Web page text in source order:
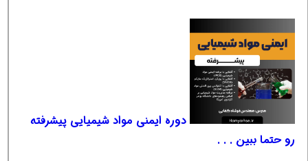
دوره ایمنی مواد شیمیایی پیشرفته
رو حتما ببین . . .